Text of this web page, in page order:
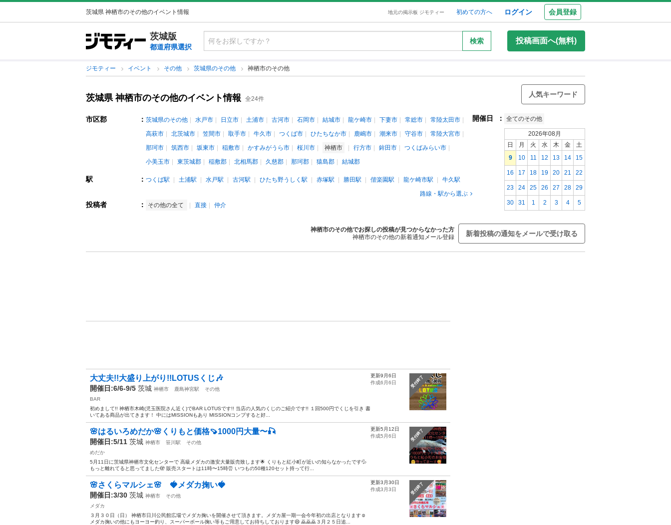
茨城県 神栖市のその他のイベント情報 地元の掲示板 ジモティー 初めての方へ ログイン 会員登録
茨城版
都道府県選択
検索 投稿画面へ(無料)
ジモティー イベント その他 茨城県のその他 神栖市のその他
茨城県 神栖市のその他のイベント情報 全24件
人気キーワード
市区郡 ： 茨城県のその他 水戸市 日立市 土浦市 古河市 石岡市 結城市 龍ケ崎市 下妻市 常総市
常陸太田市
高萩市
北茨城市 笠間市 取手市 牛久市 つくば市 ひたちなか市 鹿嶋市 潮来市 守谷市
常陸大宮市
那珂市
筑西市 坂東市 稲敷市 かすみがうら市 桜川市 神栖市 行方市 鉾田市
つくばみらい市
小美玉市
東茨城郡 稲敷郡 北相馬郡 久慈郡 那珂郡 猿島郡 結城郡
駅 ： つくば駅 土浦駅 水戸駅 古河駅 ひたち野うしく駅 赤塚駅 勝田駅 偕楽園駅 龍ケ崎市駅
牛久駅
路線・駅から選ぶ
投稿者 ： その他の全て 直接 仲介
開催日 ： 全てのその他
2026年08月
日
月 火 水 木 金
土
9
10 11 12 13 14 15
16 17 18 19 20 21 22
23 24 25 26 27 28 29
30 31 1 2 3 4 5
神栖市のその他でお探しの投稿が見つからなかった方
神栖市のその他の新着通知メール登録
新着投稿の通知をメールで受け取る
受付終了
大丈夫!!大盛り上がり!!LOTUSくじ🎶
開催日:6/6-9/5 茨城 神栖市 鹿島神宮駅
その他
BAR
初めまして!! 神栖市木崎(児玉医院さん近く)でBAR LOTUSです!! 当店の人気のくじのご紹介です!! １回500円でくじを引き 書
いてある商品が出てきます！ 中にはMISSIONもあり MISSIONコンプすると好...
更新9月6日
作成6月6日
受付終了
🌸はるいろめだか🌸くりもと価格🍠1000円大量〜🎣
開催日:5/11 茨城 神栖市 笹川駅
その他
めだか
5月11日に茨城県神栖市文化センターで 高級メダカの激安大量販売致します🌟 くりもと紅小町が近いの知らなかったです💦
もっと離れてると思ってました🫣 販売スタートは11時〜15時⏰️ いつもの50種120セット持って行...
更新5月12日
作成5月6日
受付終了
🌸さくらマルシェ🌸 🍓メダカ掬い🍓
開催日:3/30 茨城 神栖市
その他
メダカ
３月３０日（日） 神栖市日川公民館広場でメダカ掬いを開催させて頂きます。メダカ屋一期一会今年初の出店となります☺️
メダカ掬いの他にもヨーヨー釣り、スーパーボール掬い等もご用意してお待ちしております😄 🙇🙇🙇３月２５日追...
更新3月30日
作成3月3日